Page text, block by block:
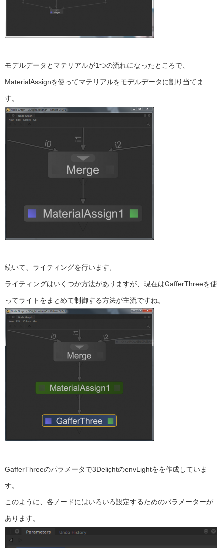
モデルデータとマテリアルが1つの流れになったところで、
MaterialAssignを使ってマテリアルをモデルデータに割り当てま
す。
続いて、ライティングを行います。
ライティングはいくつか方法がありますが、現在はGafferThreeを使
ってライトをまとめて制御する方法が主流ですね。
GafferThreeのパラメータで3DelightのenvLightをを作成していま
す。
このように、各ノードにはいろいろ設定するためのパラメーターが
あります。